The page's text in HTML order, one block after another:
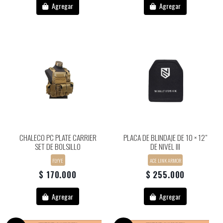
Agregar Agregar
CHALECO PC PLATE CARRIER
SET DE BOLSILLO
FLYYE
$ 170.000
Agregar
PLACA DE BLINDAJE DE 10 × 12"
DE NIVEL III
ACE LINK ARMOR
$ 255.000
Agregar